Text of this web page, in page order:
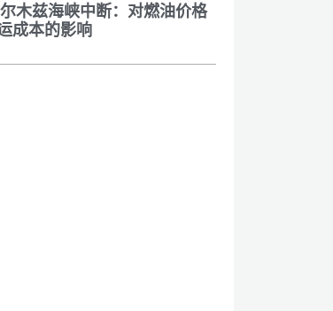
木兹海峡中断：对燃油价格
成本的影响